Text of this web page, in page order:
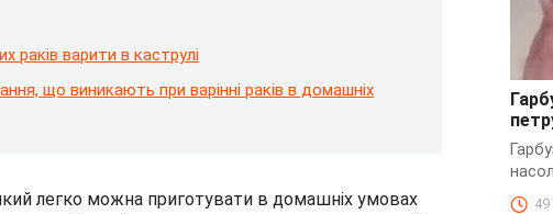
раків варити в каструлі
що виникають при варінні раків в домашніх
легко можна приготувати в домашніх умовах
49